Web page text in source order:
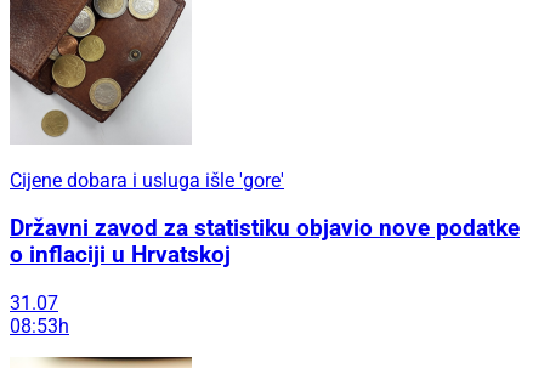
Cijene dobara i usluga išle 'gore'
Državni zavod za statistiku objavio nove podatke
o inflaciji u Hrvatskoj
31.07
08:53h